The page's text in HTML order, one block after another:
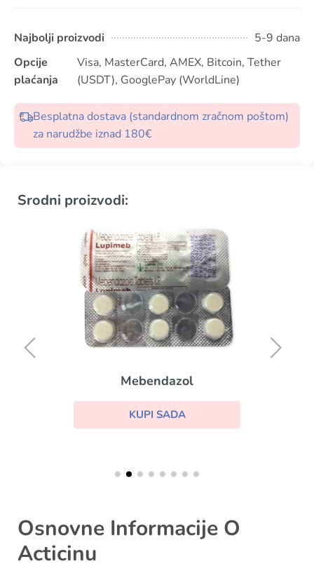
Najbolji proizvodi
5-9 dana
Opcije
plaćanja
Visa, MasterCard, AMEX, Bitcoin, Tether
(USDT), GooglePay (WorldLine)
Besplatna dostava (standardnom zračnom poštom)
za narudžbe iznad 180€
Srodni proizvodi:
Mebendazol
KUPI SADA
Osnovne Informacije O
Acticinu